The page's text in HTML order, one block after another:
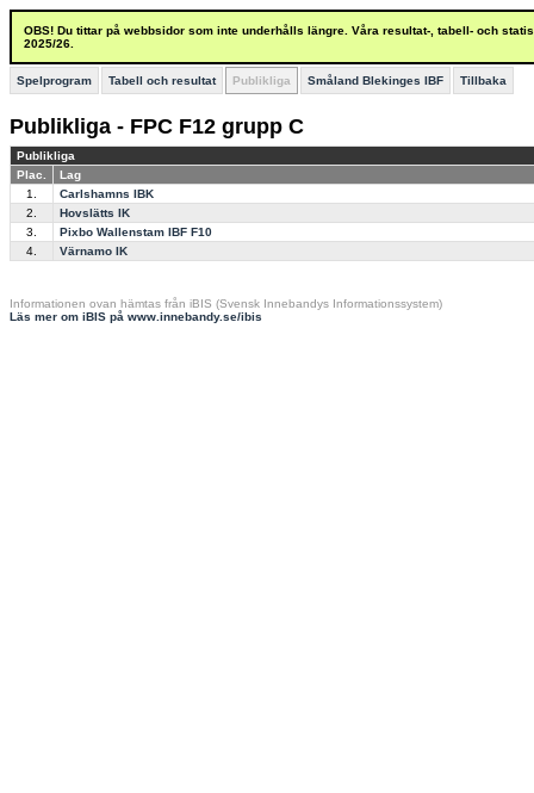
OBS! Du tittar på webbsidor som inte underhålls längre. Våra resultat-, tabell- och
2025/26.
Spelprogram Tabell och resultat Publikliga Småland Blekinges IBF Tillbaka
Publikliga - FPC F12 grupp C
Publikliga
Plac.
Lag
1.
Carlshamns IBK
2.
Hovslätts IK
3.
Pixbo Wallenstam IBF F10
4.
Värnamo IK
Informationen ovan hämtas från iBIS (Svensk Innebandys Informationssystem)
Läs mer om iBIS på www.innebandy.se/ibis